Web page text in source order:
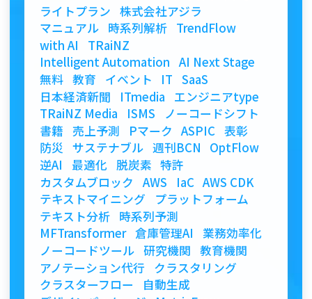
ライトプラン 株式会社アジラ
マニュアル 時系列解析 TrendFlow
with AI
TRaiNZ
Intelligent Automation AI Next Stage
無料 教育 イベント IT SaaS
日本経済新聞
ITmedia
エンジニアtype
TRaiNZ Media
ISMS
ノーコードシフト
書籍
売上予測 Pマーク ASPIC 表彰
防災 サステナブル 週刊BCN
OptFlow
逆AI
最適化 脱炭素 特許
カスタムブロック
AWS IaC AWS CDK
テキストマイニング
プラットフォーム
テキスト分析 時系列予測
MFTransformer 倉庫管理AI
業務効率化
ノーコードツール 研究機関 教育機関
アノテーション代行
クラスタリング
クラスターフロー
自動生成